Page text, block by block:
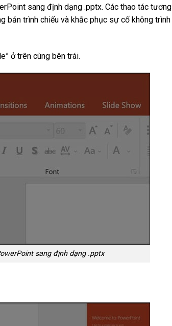
sang định dạng .pptx. Các thao tác tương
bản trình chiếu và khắc phục sự cố không trình
ở trên cùng bên trái.
sang định dạng .pptx